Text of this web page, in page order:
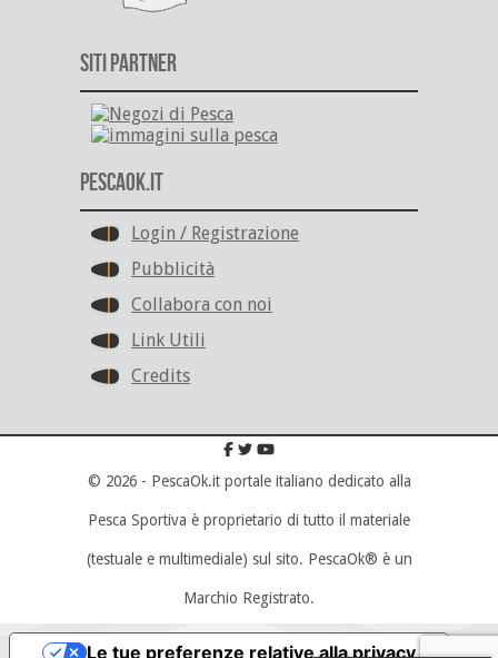
Siti Partner
PescaOk.it
Login / Registrazione
Pubblicità
Collabora con noi
Link Utili
Credits
© 2026 - PescaOk.it portale italiano dedicato alla
Pesca Sportiva è proprietario di tutto il materiale
(testuale e multimediale) sul sito. PescaOk® è un
Marchio Registrato.
Scroll To Top
Le tue preferenze relative alla privacy